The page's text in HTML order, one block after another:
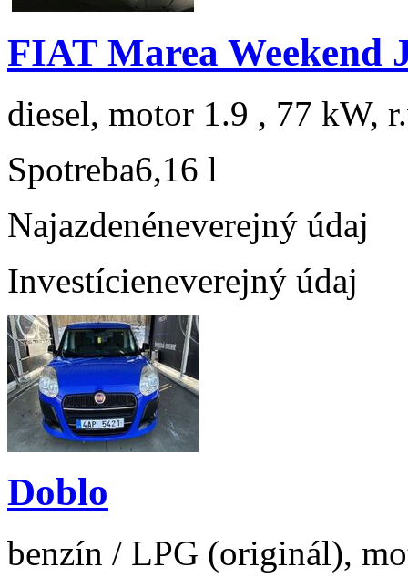
FIAT Marea Weekend
diesel, motor 1.9 , 77 kW,
Spotreba6,16 l
Najazdenéneverejný údaj
Investícieneverejný údaj
Doblo
benzín / LPG (originál),